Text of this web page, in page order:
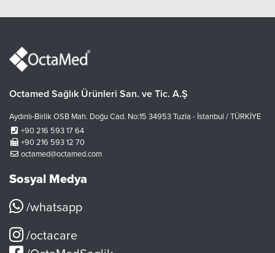
Octamed Sağlık Ürünleri San. ve Tic. A.Ş
Aydınlı-Birlik OSB Mah. Doğu Cad. No:15 34953 Tuzla - İstanbul / TÜRKİYE
+90 216 593 17 64
+90 216 593 12 70
octamed@octamed.com
Sosyal Medya
/whatsapp
/octacare